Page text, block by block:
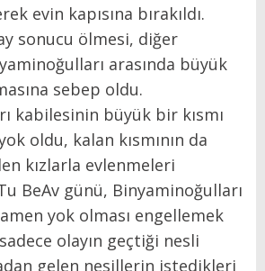
evin kapısına bırakıldı.
sonucu ölmesi, diğer
arasında büyük
sebep oldu.
kabilesinin büyük bir kısmı
oldu, kalan kısmının da
kızlarla evlenmeleri
BeAv günü, Binyaminoğulları
yok olması engellemek
olayın geçtiği nesli
gelen nesillerin istedikleri